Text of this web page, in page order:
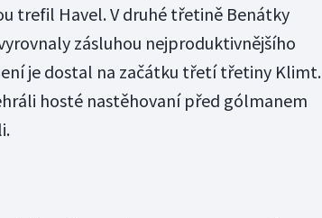
trefil Havel. V druhé třetině Benátky
zásluhou nejproduktivnějšího
je dostal na začátku třetí třetiny Klimt.
hosté nastěhovaní před gólmanem